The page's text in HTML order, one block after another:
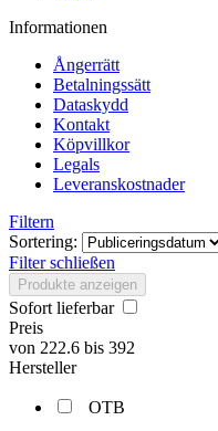
Informationen
Ångerrätt
Betalningssätt
Dataskydd
Kontakt
Köpvillkor
Legals
Leveranskostnader
Filtern
Sortering:
Filter schließen
Produkte anzeigen
Sofort lieferbar
Preis
von 222.6 bis 392
Hersteller
OTB